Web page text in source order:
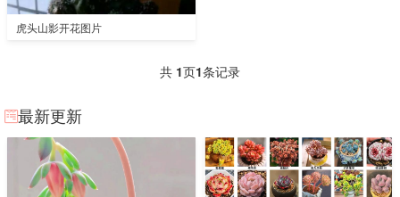
虎头山影开花图片
共 1页1条记录
最新更新